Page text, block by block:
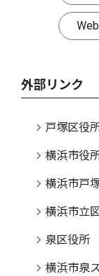
外部リンク
戸塚区役
横浜市役
横浜市戸
横浜市立
泉区役所
横浜市泉